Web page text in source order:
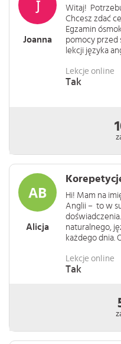
Joanna
Witaj!
Chcesz zdać
Egzamin
pomocy przed
lekcji języka
Lekcje online
Tak
Alicja
Hi! Mam na
Anglii – to w
naturalnego,
każdego dnia.
Lekcje online
Tak